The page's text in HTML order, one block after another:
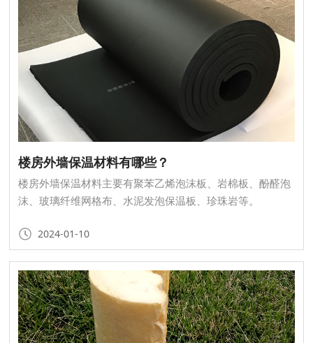
楼房外墙保温材料有哪些？
2024-01-10
楼房外墙保温材料主要有聚苯乙烯泡沫板、岩棉板、酚醛泡
沫、玻璃纤维网格布、水泥发泡保温板、珍珠岩等。